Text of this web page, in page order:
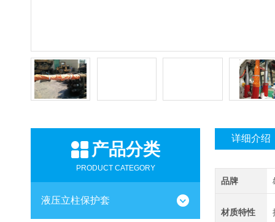
产品分类
PRODUCT CATEGORY
液压立柱保护套
详细介绍
品牌
材质特性